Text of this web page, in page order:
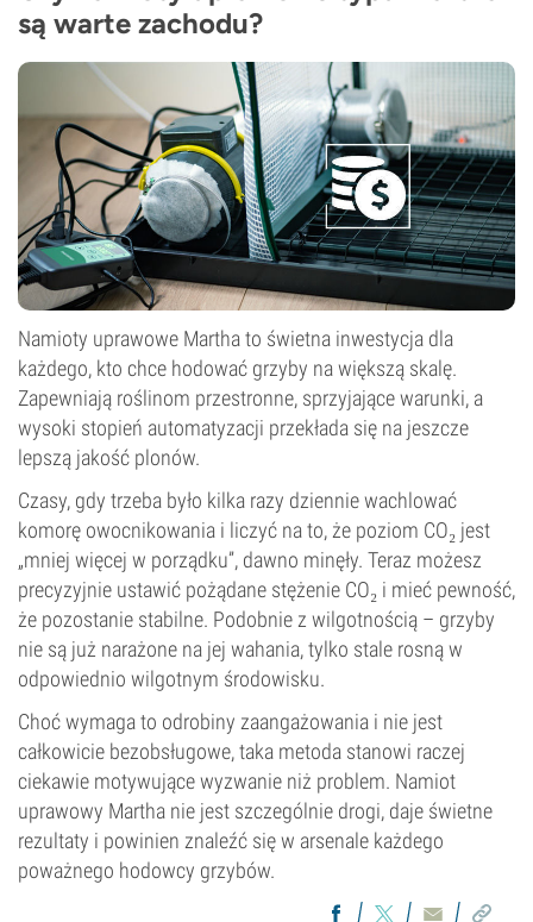
są warte zachodu?
Namioty uprawowe Martha to świetna inwestycja dla
każdego, kto chce hodować grzyby na większą skalę.
Zapewniają roślinom przestronne, sprzyjające warunki, a
wysoki stopień automatyzacji przekłada się na jeszcze
lepszą jakość plonów.
Czasy, gdy trzeba było kilka razy dziennie wachlować
komorę owocnikowania i liczyć na to, że poziom CO₂ jest
„mniej więcej w porządku”, dawno minęły. Teraz możesz
precyzyjnie ustawić pożądane stężenie CO₂ i mieć pewność,
że pozostanie stabilne. Podobnie z wilgotnością – grzyby
nie są już narażone na jej wahania, tylko stale rosną w
odpowiednio wilgotnym środowisku.
Choć wymaga to odrobiny zaangażowania i nie jest
całkowicie bezobsługowe, taka metoda stanowi raczej
ciekawie motywujące wyzwanie niż problem. Namiot
uprawowy Martha nie jest szczególnie drogi, daje świetne
rezultaty i powinien znaleźć się w arsenale każdego
poważnego hodowcy grzybów.